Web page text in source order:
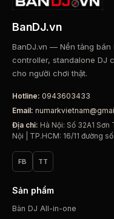
BanDJ.vn
BanDJ.vn — Nền tảng bán
controller, standalone DJ
cho người chơi thật.
Hotline: 0943603433
Email:
Địa chỉ: Hà Nội: Số 32A1
Nội | TP.HCM: 16/11 đường
FB TT
Sản phẩm
Bàn DJ All-in-one